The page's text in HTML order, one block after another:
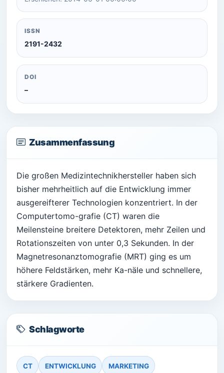
ISSN
2191-2432
DOI
–
Zusammenfassung
Die großen Medizintechnikhersteller haben sich
bisher mehrheitlich auf die Entwicklung immer
ausgereifterer Technologien konzentriert. In der
Computertomo-grafie (CT) waren die
Meilensteine breitere Detektoren, mehr Zeilen und
Rotationszeiten von unter 0,3 Sekunden. In der
Magnetresonanztomografie (MRT) ging es um
höhere Feldstärken, mehr Ka-näle und schnellere,
stärkere Gradienten.
Schlagworte
CT ENTWICKLUNG MARKETING